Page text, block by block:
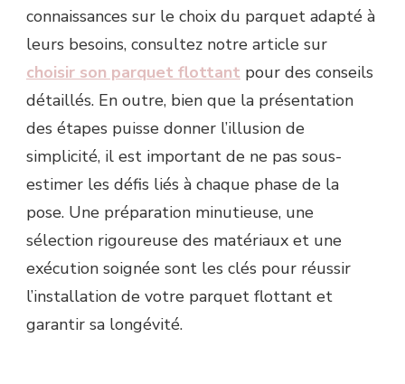
connaissances sur le choix du parquet adapté à
leurs besoins, consultez notre article sur
choisir son parquet flottant pour des conseils
détaillés. En outre, bien que la présentation
des étapes puisse donner l’illusion de
simplicité, il est important de ne pas sous-
estimer les défis liés à chaque phase de la
pose. Une préparation minutieuse, une
sélection rigoureuse des matériaux et une
exécution soignée sont les clés pour réussir
l’installation de votre parquet flottant et
garantir sa longévité.